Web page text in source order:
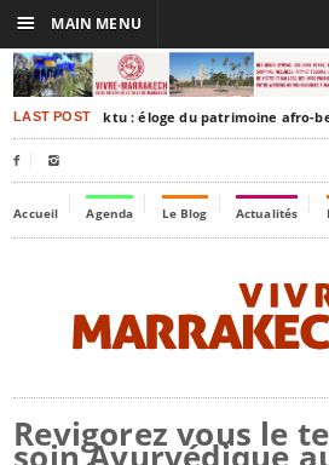
LAST POSTTimbuktu : éloge du patrimoine afro-
 
Accueil Agenda Le Blog Actualités
Revigorez vous le
☰ MAIN MENU